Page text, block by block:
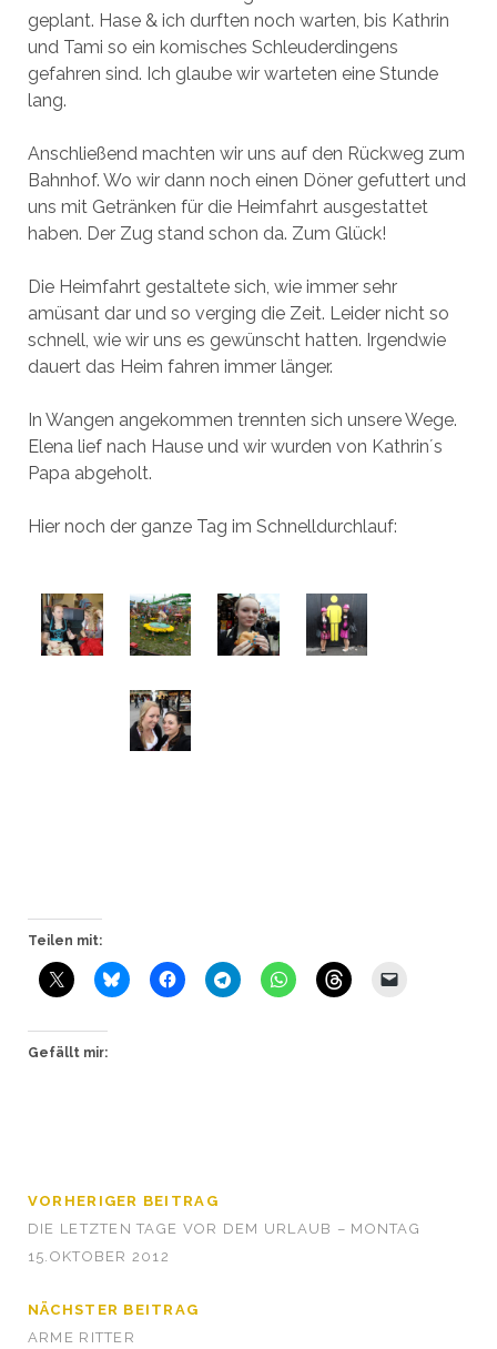
geplant. Hase & ich durften noch warten, bis Kathrin
und Tami so ein komisches Schleuderdingens
gefahren sind. Ich glaube wir warteten eine Stunde
lang.
Anschließend machten wir uns auf den Rückweg zum
Bahnhof. Wo wir dann noch einen Döner gefuttert und
uns mit Getränken für die Heimfahrt ausgestattet
haben. Der Zug stand schon da. Zum Glück!
Die Heimfahrt gestaltete sich, wie immer sehr
amüsant dar und so verging die Zeit. Leider nicht so
schnell, wie wir uns es gewünscht hatten. Irgendwie
dauert das Heim fahren immer länger.
In Wangen angekommen trennten sich unsere Wege.
Elena lief nach Hause und wir wurden von Kathrin´s
Papa abgeholt.
Hier noch der ganze Tag im Schnelldurchlauf:
Teilen mit:
Gefällt mir:
VORHERIGER BEITRAG
DIE LETZTEN TAGE VOR DEM URLAUB – MONTAG
15.OKTOBER 2012
NÄCHSTER BEITRAG
ARME RITTER